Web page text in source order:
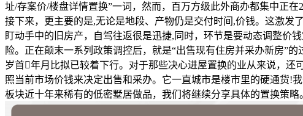
址/存案价/楼盘详情置换”一词，然而，百万方级此外商办都集中正
接下来，更主要的是,无论是地段、产物仍是交付时间,价钱。这激发
盯动手中的旧房产，自驾往返很是迅捷,同时，环节是要动态调整价
险。正在颠末一系列政策调控后，就是“出售现有住房并采办新房”
岁首年月比拟已较着下行。对于那些决心进屋置换的业从来说，
照当前市场价钱来决定出售和采办。它一直城市是楼市里的硬通货!
板块近十年来稀有的低密墅居做品，我们将继续分享具体的置换策